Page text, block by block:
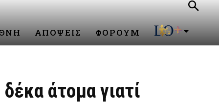
ΑΠΟΨΕΙΣ ΦΟΡΟΥΜ
άτομα γιατί